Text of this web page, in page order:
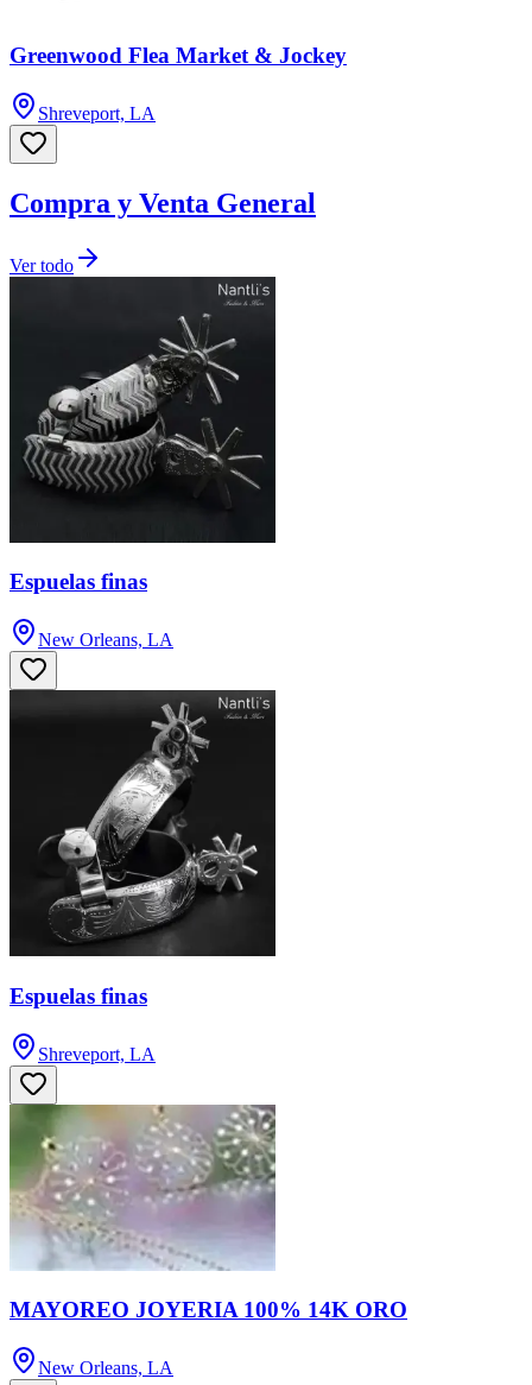
Greenwood Flea Market & Jockey
Shreveport, LA
Compra y Venta General
Ver todo
Espuelas finas
New Orleans, LA
Espuelas finas
Shreveport, LA
MAYOREO JOYERIA 100% 14K ORO
New Orleans, LA